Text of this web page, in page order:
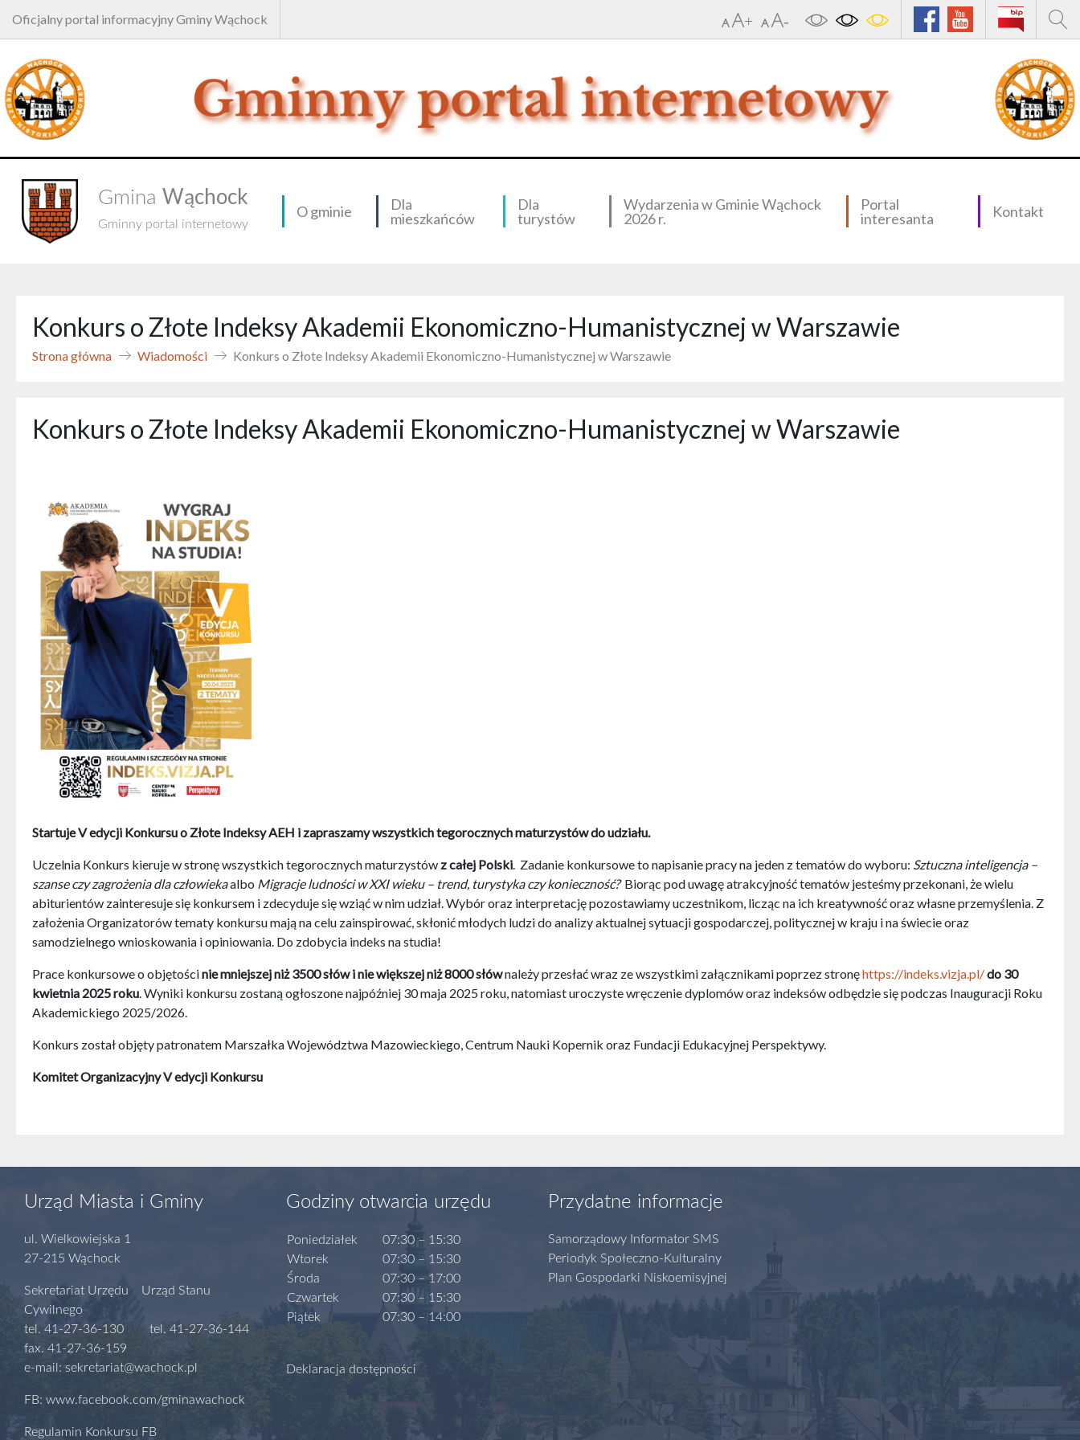
Oficjalny portal informacyjny Gminy Wąchock
Gmina Wąchock
Gminny portal internetowy
O gminie
Dla
mieszkańców
Dla
turystów
Wydarzenia w Gminie Wąchock
2026 r.
Portal
interesanta
Kontakt
Konkurs o Złote Indeksy Akademii Ekonomiczno-Humanistycznej w Warszawie
Strona główna Wiadomości Konkurs o Złote Indeksy Akademii Ekonomiczno-Humanistycznej w Warszawie
Konkurs o Złote Indeksy Akademii Ekonomiczno-Humanistycznej w Warszawie
Startuje V edycji Konkursu o Złote Indeksy AEH i zapraszamy wszystkich tegorocznych maturzystów do udziału.
Uczelnia Konkurs kieruje w stronę wszystkich tegorocznych maturzystów z całej Polski . Zadanie konkursowe to napisanie pracy na jeden z tematów do wyboru: Sztuczna inteligencja –
szanse czy zagrożenia dla człowiekaalbo Migracje ludności w XXI wieku – trend, turystyka czy konieczność? Biorąc pod uwagę atrakcyjność tematów jesteśmy przekonani, że wielu
abiturientów zainteresuje się konkursem i zdecyduje się wziąć w nim udział. Wybór oraz interpretację pozostawiamy uczestnikom, licząc na ich kreatywność oraz własne przemyślenia. Z
założenia Organizatorów tematy konkursu mają na celu zainspirować, skłonić młodych ludzi do analizy aktualnej sytuacji gospodarczej, politycznej w kraju i na świecie oraz
samodzielnego wnioskowania i opiniowania. Do zdobycia indeks na studia!
Prace konkursowe o objętościnie mniejszej niż 3500 słów i nie większej niż 8000 słównależy przesłać wraz ze wszystkimi załącznikami poprzez stronęhttps://indeks.vizja.pl/do 30
kwietnia 2025 roku . Wyniki konkursu zostaną ogłoszone najpóźniej 30 maja 2025 roku, natomiast uroczyste wręczenie dyplomów oraz indeksów odbędzie się podczas Inauguracji Roku
Akademickiego 2025/2026.
Konkurs został objęty patronatem Marszałka Województwa Mazowieckiego, Centrum Nauki Kopernik oraz Fundacji Edukacyjnej Perspektywy.
Komitet Organizacyjny V edycji Konkursu
Urząd Miasta i Gminy
ul. Wielkowiejska 1
27-215 Wąchock
Sekretariat Urzędu Urząd Stanu
Cywilnego
tel. 41-27-36-130 tel. 41-27-36-144
fax. 41-27-36-159
e-mail: sekretariat@wachock.pl
FB: www.facebook.com/gminawachock
Regulamin Konkursu FB
Godziny otwarcia urzędu
Poniedziałek
Wtorek
Środa
Czwartek
Piątek
07:30 – 15:30
07:30 – 15:30
07:30 – 17:00
07:30 – 15:30
07:30 – 14:00
Deklaracja dostępności
Przydatne informacje
Samorządowy Informator SMS
Periodyk Społeczno-Kulturalny
Plan Gospodarki Niskoemisyjnej